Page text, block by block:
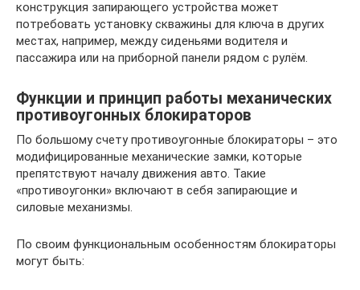
конструкция запирающего устройства может
потребовать установку скважины для ключа в других
местах, например, между сиденьями водителя и
пассажира или на приборной панели рядом с рулём.
Функции и принцип работы механических
противоугонных блокираторов
По большому счету противоугонные блокираторы – это
модифицированные механические замки, которые
препятствуют началу движения авто. Такие
«противоугонки» включают в себя запирающие и
силовые механизмы.
По своим функциональным особенностям блокираторы
могут быть: